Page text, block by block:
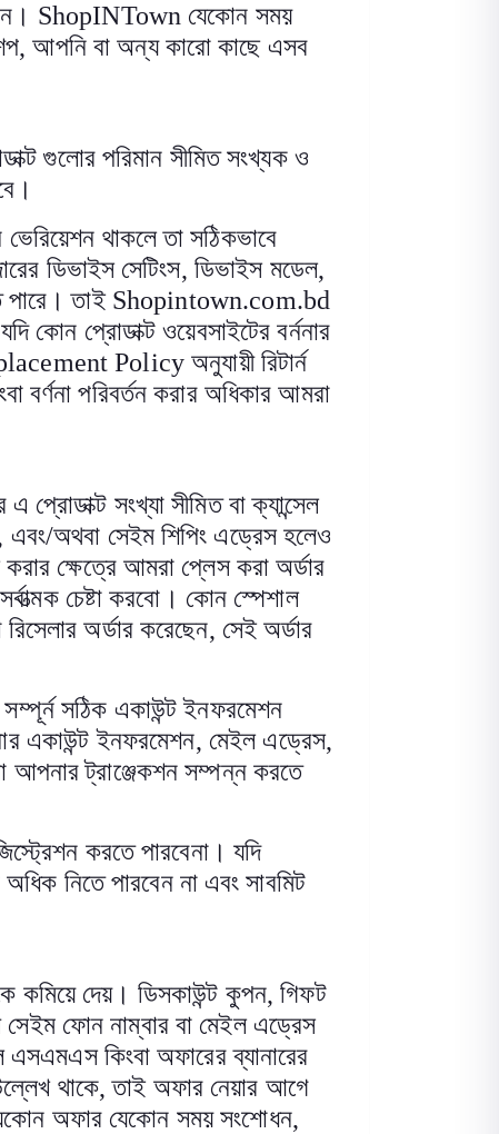
ShopINTown যেকোন সময়
,আপনি বা অন্য কারো কাছে এসব
গুলোর পরিমান সীমিত সংখ্যক ও
।
থাকলে তা সঠিকভাবে
ডিভাইস সেটিংস, ডিভাইস মডেল,
পারে। তাই Shopintown.com.bd
কোন প্রোডাক্ট ওয়েবসাইটের বর্ননার
Policyঅনুযায়ী রিটার্ন
বর্ণনা পরিবর্তন করার অধিকার আমরা
এ প্রোডাক্ট সংখ্যা সীমিত বা ক্যান্সেল
এবং/অথবা সেইম শিপিং এড্রেস হলেও
করার ক্ষেত্রে আমরা প্লেস করা অর্ডার
চেষ্টা করবো। কোন স্পেশাল
রিসেলার অর্ডার করেছেন, সেই অর্ডার
সঠিক একাউন্ট ইনফরমেশন
একাউন্ট ইনফরমেশন, মেইল এড্রেস,
আপনার ট্রাঞ্জেকশন সম্পন্ন করতে
করতে পারবেনা। যদি
নিতে পারবেন না এবং সাবমিট
কমিয়ে দেয়। ডিসকাউন্ট কুপন,গিফট
সেইম ফোন নাম্বার বা মেইল এড্রেস
কিংবা অফারের ব্যানারের
থাকে,তাই অফার নেয়ার আগে
অফার যেকোন সময় সংশোধন,